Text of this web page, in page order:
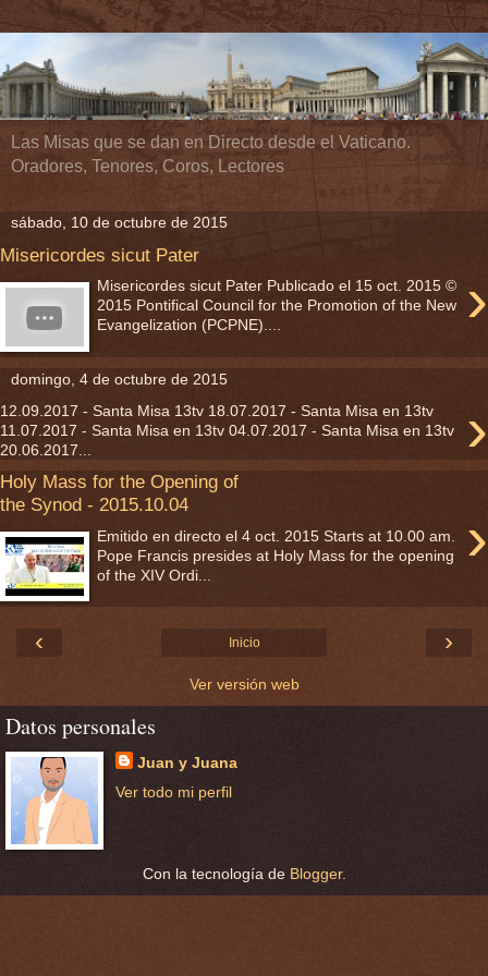
Las Misas que se dan en Directo desde el Vaticano.
Oradores, Tenores, Coros, Lectores
sábado, 10 de octubre de 2015
Misericordes sicut Pater
›
Misericordes sicut Pater Publicado el 15 oct. 2015 ©
2015 Pontifical Council for the Promotion of the New
Evangelization (PCPNE)....
domingo, 4 de octubre de 2015
›
12.09.2017 - Santa Misa 13tv 18.07.2017 - Santa Misa en 13tv
11.07.2017 - Santa Misa en 13tv 04.07.2017 - Santa Misa en 13tv
20.06.2017...
Holy Mass for the Opening of
the Synod - 2015.10.04
›
Emitido en directo el 4 oct. 2015 Starts at 10.00 am.
Pope Francis presides at Holy Mass for the opening
of the XIV Ordi...
‹ ›
Inicio
Ver versión web
Datos personales
Juan y Juana
Ver todo mi perfil
Con la tecnología de Blogger.